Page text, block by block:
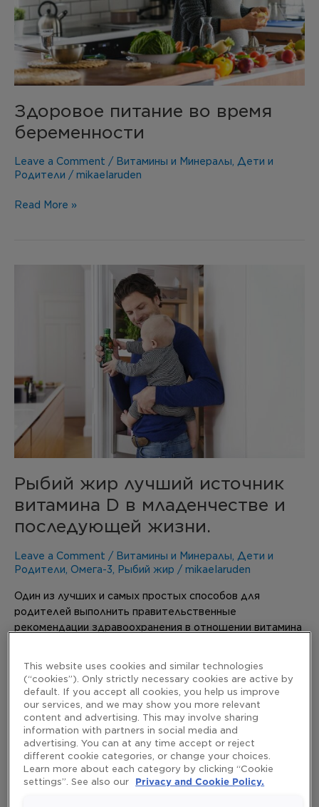
Здоровое питание во время
беременности
Leave a Comment / Витамины и Минералы, Дети и
Родители / mikaelaruden
Read More »
Рыбий жир лучший источник
витамина D в младенчестве и
последующей жизни.
Leave a Comment / Витамины и Минералы, Дети и
Родители, Омега-3, Рыбий жир /mikaelaruden
Один из лучших и самых простых способов для
родителей выполнить правительственные
рекомендации здравоохранения в отношении витамина
младенчестве
последующей
жизни.
Read More »
Витамины-
антиоксиданты
This website uses cookies and similar technologies
(“cookies”). Only strictly necessary cookies are active by
default. If you accept all cookies, you help us improve
our services, and we may show you more relevant
content and advertising. This may involve sharing
information with partners in social media and
advertising. You can at any time accept or reject
different cookie categories, or change your choices.
Learn more about each category by clicking “Cookie
settings”. See also our
Privacy and Cookie Policy.